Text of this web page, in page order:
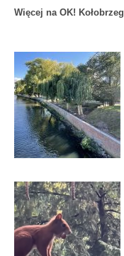
Więcej na OK! Kołobrzeg